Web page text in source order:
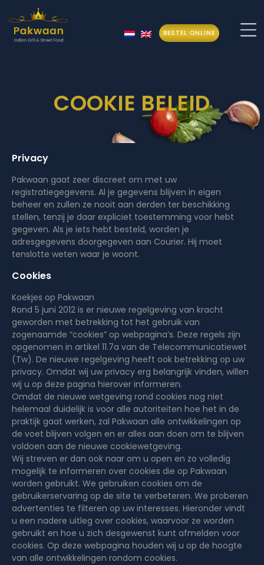
BESTEL ONLINE
COOKIE BELEID
Privacy
Pakwaan gaat zeer discreet om met uw
registratiegegevens. Al je gegevens blijven in eigen
beheer en zullen ze nooit aan derden ter beschikking
stellen, tenzij je daar expliciet toestemming voor hebt
gegeven. Als je iets hebt besteld, worden je
adresgegevens doorgegeven aan Courier. Hij moet
tenslotte weten waar je woont.
Cookies
Koekjes op Pakwaan
Rond 5 juni 2012 is er nieuwe regelgeving van kracht
geworden met betrekking tot het gebruik van
zogenaamde “cookies” op webpagina’s. Deze regels zijn
opgenomen in artikel 11.7a van de Telecommunicatiewet
(Tw). De nieuwe regelgeving heeft ook betrekking op uw
privacy. Omdat wij uw privacy erg belangrijk vinden, willen
wij u op deze pagina hierover informeren.
Omdat de nieuwe wetgeving rond cookies nog niet
helemaal duidelijk is voor alle autoriteiten hoe het in de
praktijk gaat werken, zal Pakwaan alle ontwikkelingen op
de voet blijven volgen en er alles aan doen om te blijven
voldoen aan de nieuwe cookiewetgeving.
Wij streven er dan ook naar om u open en zo volledig
mogelijk te informeren over cookies die op Pakwaan
worden gebruikt. We gebruiken cookies om de
gebruikerservaring op de site te verbeteren. We proberen
advertenties te filteren op uw interesses. Hieronder vindt
u een nadere uitleg over cookies, waarvoor ze worden
gebruikt en hoe u zich desgewenst kunt afmelden voor
cookies. Op deze webpagina houden wij u op de hoogte
van alle ontwikkelingen rondom cookies.